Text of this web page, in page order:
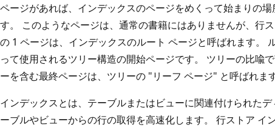
ページがあれば、インデックスのページをめくって始まりの
す。 このようなページは、通常の書籍にはありませんが、行
の 1 ページは、インデックスのルート ページと呼ばれます。
って使用されるツリー構造の開始ページです。 ツリーの比喩
ーを含む最終ページは、ツリーの "リーフ ページ" と呼ばれます
インデックスとは、テーブルまたはビューに関連付けられた
ーブルやビューからの行の取得を高速化します。 行ストア イ